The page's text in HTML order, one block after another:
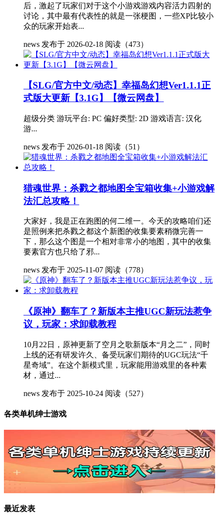
后，激起了玩家们对于这个小游戏游戏内容活力四射的
讨论，其中最有代表性的就是一张梗图，一些XP比较小
众的玩家开始表...
news 发布于 2026-02-18 阅读（473）
【SLG/官方中文/动态】幸福岛幻想Ver1.1.1正
式版大更新【3.1G】【微云网盘】
超级分类 游玩平台: PC 偏好类型: 2D 游戏语言: 汉化
游...
news 发布于 2026-01-18 阅读（51）
猎魂世界：杀戮之都地图全宝箱收集+小游戏解
法汇总攻略！
大家好，我是正在跑图的何二维一。今天的攻略咱们还
是照例来把杀戮之都这个新图的收集要素稍微完善一
下，那么这个图是一个相对非常小的地图，其中的收集
要素官方也只给了邪...
news 发布于 2025-11-07 阅读（778）
《原神》翻车了？新版本主推UGC新玩法惹争
议，玩家：求卸载教程
10月22日，原神更新了空月之歌新版本“月之二”，同时
上线的还有研发许久、备受玩家们期待的UGC玩法“千
星奇域”。在这个新模式里，玩家能用游戏里的各种素
材，通过...
news 发布于 2025-10-24 阅读（527）
各类单机绅士游戏
最近发表